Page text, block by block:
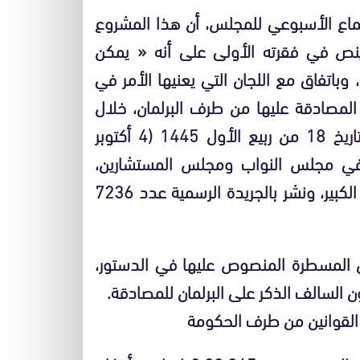
الأسبوعي للمجلس، أن هذا المشروع
الدستور الذي ينص في فقرته الأولى على أنه « يمكن
مع اللجان التي يعنيها الأمر في
عليها من طرف البرلمان، خلال
دورته العادية الموالية »، حيث أصدرت الحكومة بتاريخ 18 من ربيع الأول 1445 (4 أكتوبر
في مجلس النواب ومجلس المستشارين،
مرسوما بقانون يتعلق بإحداث وكالة تنمية الأطلس الكبير، ونشر بالجريدة الرسمية عدد 7236
المنصوص عليها في الدستور،
من طرف الحكومة